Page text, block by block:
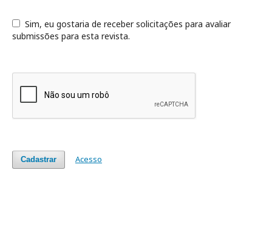
submissões para esta revista.
Cadastrar Acesso